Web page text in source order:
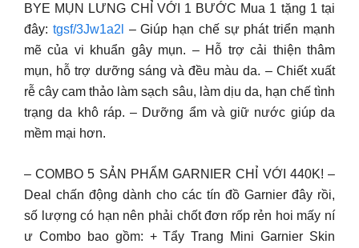
BYE MỤN LƯNG CHỈ VỚI 1 BƯỚC Mua 1 tặng 1 tại
đây: tgsf/3Jw1a2l
– Giúp hạn chế sự phát triển mạnh
mẽ của vi khuẩn gây mụn. – Hỗ trợ cải thiện thâm
mụn, hỗ trợ dưỡng sáng và đều màu da. – Chiết xuất
rễ cây cam thảo làm sạch sâu, làm dịu da, hạn chế tình
trạng da khô ráp. – Dưỡng ẩm và giữ nước giúp da
mềm mại hơn.
– COMBO 5 SẢN PHẨM GARNIER CHỈ VỚI 440K! –
Deal chấn động dành cho các tín đồ Garnier đây rồi,
số lượng có hạn nên phải chốt đơn rốp rẻn hoi mấy ní
ư Combo bao gồm: + Tẩy Trang Mini Garnier Skin